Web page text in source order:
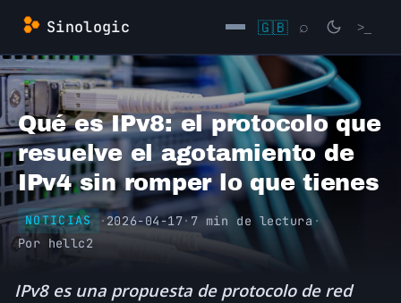
Saltar
contenido
Sinologic 🇬🇧 ⌕ >_
Qué es IPv8: el protocolo que
resuelve el agotamiento de
IPv4 sin romper lo que tienes
NOTICIAS ·2026-04-17· 7 min de lectura ·
Por hellc2
IPv8 es una propuesta de protocolo de red